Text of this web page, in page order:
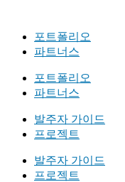
포트폴리오
파트너스
포트폴리오
파트너스
발주자 가이드
프로젝트
발주자 가이드
프로젝트